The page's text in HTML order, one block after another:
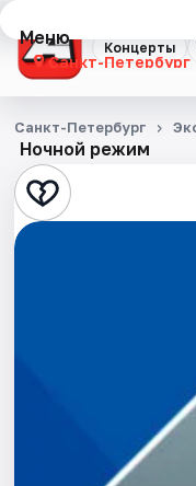
Концерты
Меню
Санкт-Петербург
Концерты
Театр
Стендап
Ночной режим
Санкт-Петербург